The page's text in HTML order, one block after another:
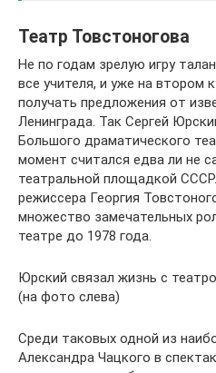
Театр Товстоногова
Не по годам зрелую игру
все учителя, и уже на втором
получать предложения от
Ленинграда. Так Сергей
Большого драматического
момент считался едва ли не
театральной площадкой
режиссера Георгия
множество замечательных
театре до 1978 года.
Юрский связал жизнь с
(на фото слева)
Среди таковых одной из
Александра Чацкого в